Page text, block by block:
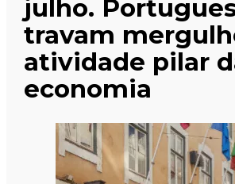
julho.
travam
atividade pilar
economia